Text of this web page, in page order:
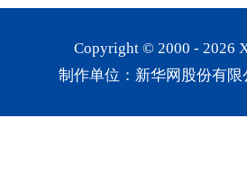
Copyright © 2000 - 2026
制作单位：新华网股份有